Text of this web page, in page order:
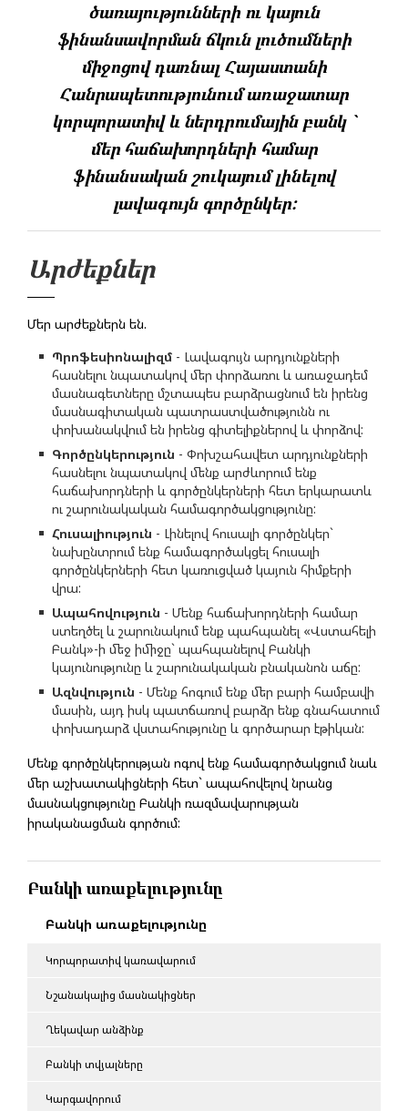
ծառայությունների ու կայուն
ֆինանսավորման ճկուն լուծումների
միջոցով դառնալ Հայաստանի
Հանրապետությունում առաջատար
կորպորատիվ և ներդրումային բանկ `
մեր հաճախորդների համար
ֆինանսական շուկայում լինելով
լավագույն գործընկեր:
Արժեքներ
Մեր արժեքներն են.
Պրոֆեսիոնալիզմ - Լավագույն արդյունքների
հասնելու նպատակով մեր փորձառու և առաջադեմ
մասնագետները մշտապես բարձրացնում են իրենց
մասնագիտական պատրաստվածությունն ու
փոխանակվում են իրենց գիտելիքներով և փորձով:
Գործընկերություն - Փոխշահավետ արդյունքների
հասնելու նպատակով մենք արժևորում ենք
հաճախորդների և գործընկերների հետ երկարատև
ու շարունակական համագործակցությունը:
Հուսալիություն - Լինելով հուսալի գործընկեր`
նախընտրում ենք համագործակցել հուսալի
գործընկերների հետ կառուցված կայուն հիմքերի
վրա:
Ապահովություն - Մենք հաճախորդների համար
ստեղծել և շարունակում ենք պահպանել «Վստահելի
Բանկ»-ի մեջ իմիջը` պահպանելով Բանկի
կայունությունը և շարունակական բնականոն աճը:
Ազնվություն - Մենք հոգում ենք մեր բարի համբավի
մասին, այդ իսկ պատճառով բարձր ենք գնահատում
փոխադարձ վստահությունը և գործարար էթիկան:
Մենք գործընկերության ոգով ենք համագործակցում նաև
մեր աշխատակիցների հետ` ապահովելով նրանց
մասնակցությունը Բանկի ռազմավարության
իրականացման գործում:
Բանկի առաքելությունը
Բանկի առաքելությունը
Կորպորատիվ կառավարում
Նշանակալից մասնակիցներ
Ղեկավար անձինք
Բանկի տվյալները
Կարգավորում